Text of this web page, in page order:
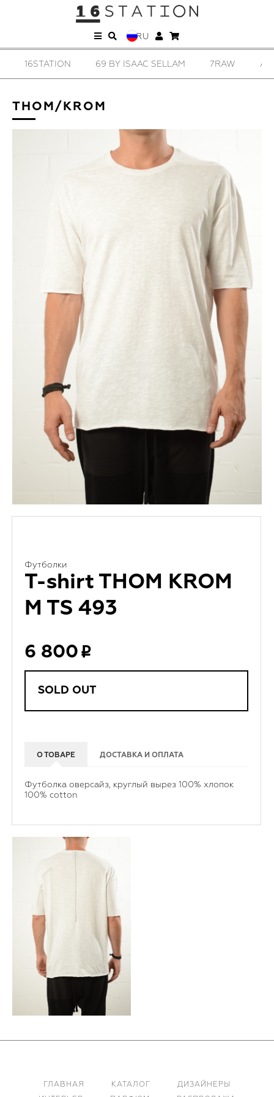
RU
16STATION 69 BY ISAAC SELLAM 7RAW
THOM/KROM
Футболки
T-shirt THOM KROM
M TS 493
6 800
SOLD OUT
О ТОВАРЕ ДОСТАВКА И ОПЛАТА
Футболка оверсайз, круглый вырез 100% хлопок
100% cotton
ГЛАВНАЯ КАТАЛОГ
ДИЗАЙНЕРЫ